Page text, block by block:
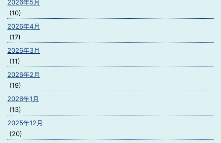
2026年5月
(10)
2026年4月
(17)
2026年3月
(11)
2026年2月
(19)
2026年1月
(13)
2025年12月
(20)